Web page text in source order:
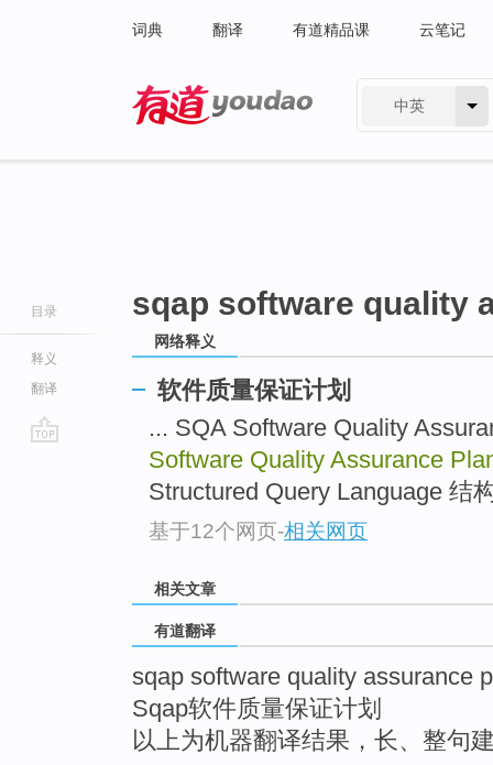
词典 翻译 有道精品课 云笔记
中英
目录
释义
翻译
sqap software quality
网络释义
软件质量保证计划
... SQA Software Quality
Software Quality Assurance
Structured Query Language 结
基于12个网页-相关网页
相关文章
有道翻译
sqap software quality assurance
Sqap软件质量保证计划
以上为机器翻译结果，长、整句